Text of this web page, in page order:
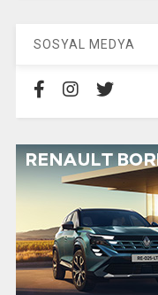
SOSYAL MEDYA